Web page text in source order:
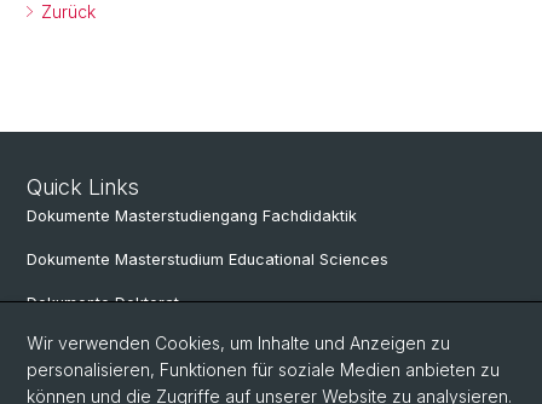
Zurück
Quick Links
Dokumente Masterstudiengang Fachdidaktik
Dokumente Masterstudium Educational Sciences
Dokumente Doktorat
Social Media
Wir verwenden Cookies, um Inhalte und Anzeigen zu
personalisieren, Funktionen für soziale Medien anbieten zu
können und die Zugriffe auf unserer Website zu analysieren.